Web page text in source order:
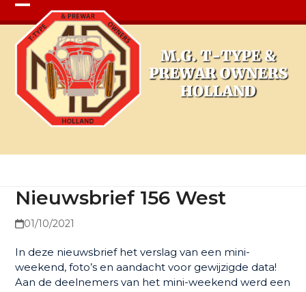
Open
mobile
menu
Close
mobile
menu
Nieuwsbrief 156 West
01/10/2021
In deze nieuwsbrief het verslag van een mini-
weekend, foto’s en aandacht voor gewijzigde data!
Aan de deelnemers van het mini-weekend werd een